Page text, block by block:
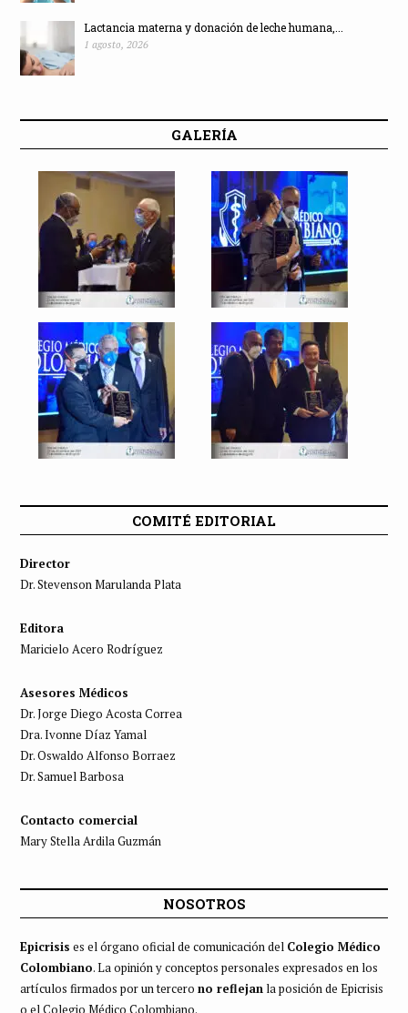
Lactancia materna y donación de leche humana,...
1 agosto, 2026
GALERÍA
COMITÉ EDITORIAL
Director
Dr. Stevenson Marulanda Plata
Editora
Maricielo Acero Rodríguez
Asesores Médicos
Dr. Jorge Diego Acosta Correa
Dra. Ivonne Díaz Yamal
Dr. Oswaldo Alfonso Borraez
Dr. Samuel Barbosa
Contacto comercial
Mary Stella Ardila Guzmán
NOSOTROS
Epicrisis es el órgano oficial de comunicación del Colegio Médico
Colombiano. La opinión y conceptos personales expresados en los
artículos firmados por un tercero no reflejan la posición de Epicrisis
o el Colegio Médico Colombiano.